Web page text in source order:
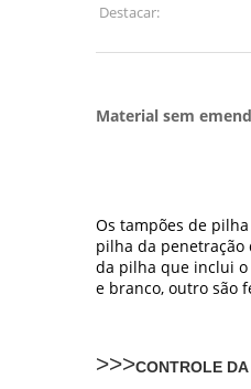
Destacar:
Material sem
Os tampões de
pilha da
da pilha que inclui o
e branco, outro são
>>>CONTROLE